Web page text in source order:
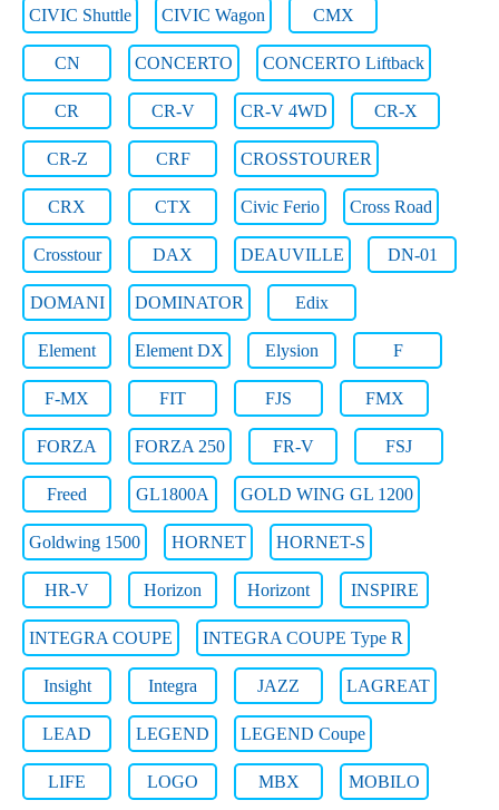
CIVIC Shuttle CIVIC Wagon CMX
CN CONCERTO CONCERTO Liftback
CR CR-V CR-V 4WD CR-X
CR-Z CRF CROSSTOURER
CRX CTX Civic Ferio Cross Road
Crosstour DAX DEAUVILLE DN-01
DOMANI DOMINATOR Edix
Element Element DX Elysion F
F-MX FIT FJS FMX
FORZA FORZA 250 FR-V FSJ
Freed GL1800A GOLD WING GL 1200
Goldwing 1500 HORNET HORNET-S
HR-V Horizon Horizont INSPIRE
INTEGRA COUPE INTEGRA COUPE Type R
Insight Integra JAZZ LAGREAT
LEAD LEGEND LEGEND Coupe
LIFE LOGO MBX MOBILO